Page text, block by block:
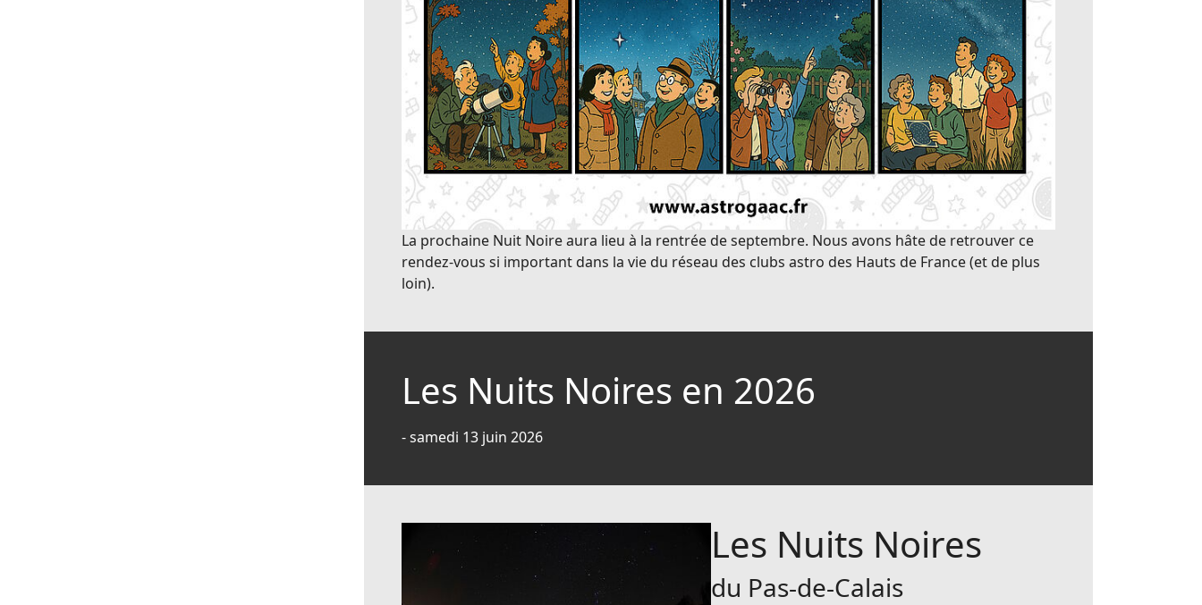
La prochaine Nuit Noire aura lieu à la rentrée de septembre. Nous avons hâte de retrouver ce
rendez-vous si important dans la vie du réseau des clubs astro des Hauts de France (et de plus
loin).
Les Nuits Noires en 2026
- samedi 13 juin 2026
Les Nuits Noires
du Pas-de-Calais